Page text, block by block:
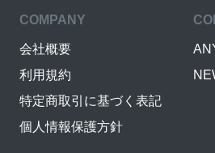
COMPANY
会社概要
利用規約
特定商取引に基づく表記
個人情報保護方針